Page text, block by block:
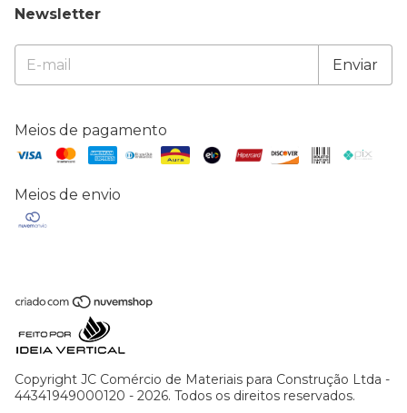
Newsletter
Meios de pagamento
Meios de envio
Copyright JC Comércio de Materiais para Construção Ltda -
44341949000120 - 2026. Todos os direitos reservados.